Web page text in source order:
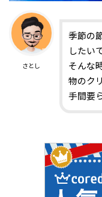
さとし
季節の
したい
そんな
物のク
手間要